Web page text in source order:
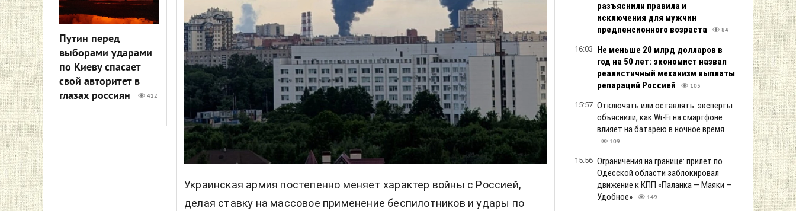
Путин перед
выборами ударами
по Киеву спасает
свой авторитет в
глазах россиян
412
Украинская армия постепенно меняет характер войны с Россией,
делая ставку на массовое применение беспилотников и удары по
разъяснили правила и
исключения для мужчин
предпенсионного возраста
84
16:03 Не меньше 20 млрд долларов в
год на 50 лет: экономист назвал
реалистичный механизм выплаты
репараций Россией
103
15:57 Отключать или оставлять: эксперты
объяснили, как Wi-Fi на смартфоне
влияет на батарею в ночное время
109
15:56 Ограничения на границе: прилет по
Одесской области заблокировал
движение к КПП «Паланка — Маяки —
Удобное»
149